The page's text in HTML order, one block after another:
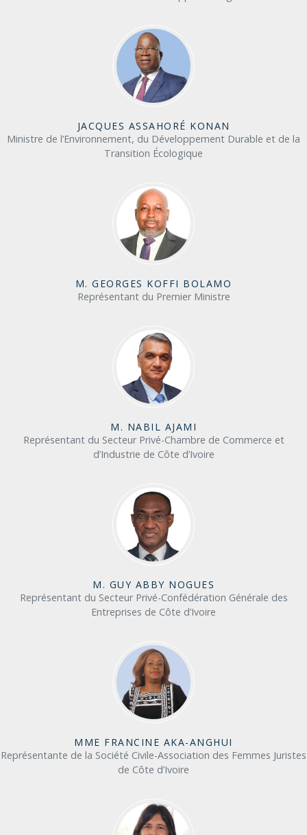
JACQUES ASSAHORÉ KONAN
Ministre de l’Environnement, du Développement Durable et de la
Transition Écologique
M. GEORGES KOFFI BOLAMO
Représentant du Premier Ministre
M. NABIL AJAMI
Représentant du Secteur Privé-Chambre de Commerce et
d’Industrie de Côte d’Ivoire
M. GUY ABBY NOGUES
Représentant du Secteur Privé-Confédération Générale des
Entreprises de Côte d’Ivoire
MME FRANCINE AKA-ANGHUI
Représentante de la Société Civile-Association des Femmes Juristes
de Côte d’Ivoire